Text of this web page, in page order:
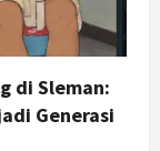
di Sleman:
Generasi